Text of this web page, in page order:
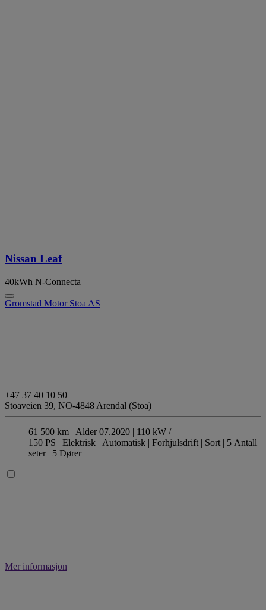
Nissan Leaf
40kWh N-Connecta
Gromstad Motor Stoa AS
+47 37 40 10 50
Stoaveien 39, NO-4848 Arendal (Stoa)
61 500 km | Alder 07.2020 | 110 kW /
150 PS | Elektrisk | Automatisk | Forhjulsdrift | Sort | 5 Antall
seter| 5 Dører
Mer informasjon